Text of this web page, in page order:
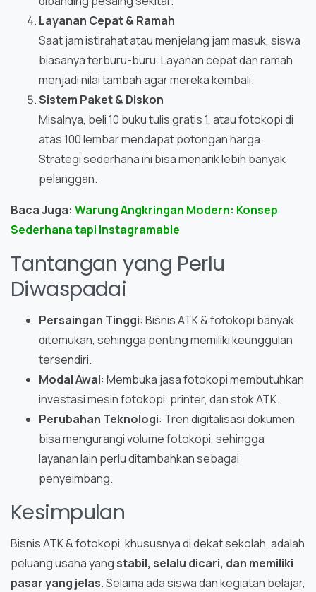
Layanan Cepat & Ramah
Saat jam istirahat atau menjelang jam masuk, siswa
biasanya terburu-buru. Layanan cepat dan ramah
menjadi nilai tambah agar mereka kembali.
Sistem Paket & Diskon
Misalnya, beli 10 buku tulis gratis 1, atau fotokopi di
atas 100 lembar mendapat potongan harga.
Strategi sederhana ini bisa menarik lebih banyak
pelanggan.
Baca Juga: Warung Angkringan Modern: Konsep
Sederhana tapi Instagramable
Tantangan yang Perlu
Diwaspadai
Persaingan Tinggi: Bisnis ATK & fotokopi banyak
ditemukan, sehingga penting memiliki keunggulan
tersendiri.
Modal Awal: Membuka jasa fotokopi membutuhkan
investasi mesin fotokopi, printer, dan stok ATK.
Perubahan Teknologi: Tren digitalisasi dokumen
bisa mengurangi volume fotokopi, sehingga
layanan lain perlu ditambahkan sebagai
penyeimbang.
Kesimpulan
Bisnis ATK & fotokopi, khususnya di dekat sekolah, adalah
peluang usaha yang stabil, selalu dicari, dan memiliki
pasar yang jelas. Selama ada siswa dan kegiatan belajar,